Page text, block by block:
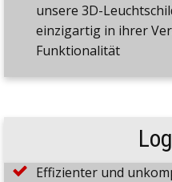
unsere 3D-
einzigartig in ihrer
Funktionalität
Effizienter und